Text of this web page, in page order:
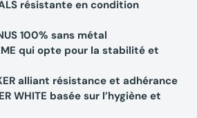
résistante en condition
100% sans métal
qui opte pour la stabilité et
alliant résistance et adhérance
WHITE basée sur l’hygiène et